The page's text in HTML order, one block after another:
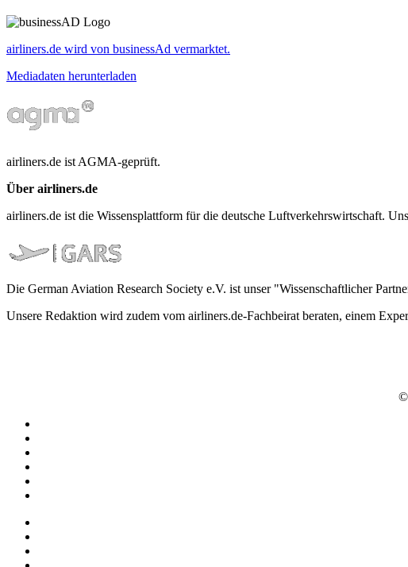
airliners.de wird von businessAd vermarktet.
Mediadaten herunterladen
airliners.de ist AGMA-geprüft.
Über airliners.de
airliners.de ist die Wissensplattform für die deutsche Luftverkehrswirtschaft.
Die German Aviation Research Society e.V. ist unser "Wissenschaftlicher
Unsere Redaktion wird zudem vom airliners.de-Fachbeirat beraten, einem
©